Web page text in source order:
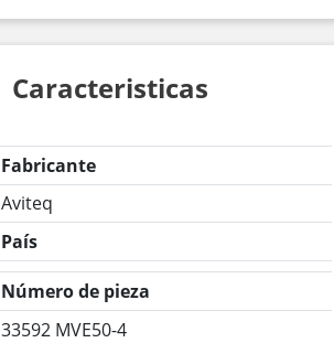
Caracteristicas
Fabricante
Aviteq
País
Número de pieza
33592 MVE50-4